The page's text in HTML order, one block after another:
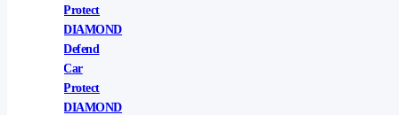
Protect
DIAMOND
Defend
Car
Protect
DIAMOND